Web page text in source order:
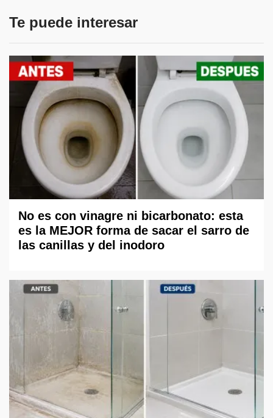
Te puede interesar
No es con vinagre ni bicarbonato: esta
es la MEJOR forma de sacar el sarro de
las canillas y del inodoro